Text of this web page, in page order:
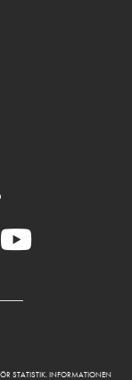
STATISTIK. INFORMATIONEN